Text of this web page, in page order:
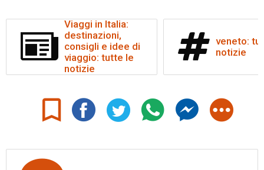
Viaggi in Italia:
destinazioni,
consigli e idee di
viaggio: tutte le
notizie
veneto:
notizie